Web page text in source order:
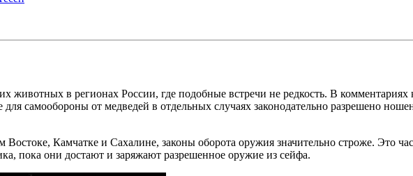
животных в регионах России, где подобные встречи не редкость. В комментариях
самообороны от медведей в отдельных случаях законодательно разрешено
Камчатке и Сахалине, законы оборота оружия значительно строже. Это
пока они достают и заряжают разрешенное оружие из сейфа.